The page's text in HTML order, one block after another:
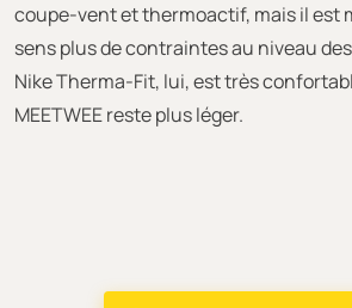
coupe-vent et thermoactif, mais il est
sens plus de contraintes au niveau
Nike Therma-Fit, lui, est très
MEETWEE reste plus léger.